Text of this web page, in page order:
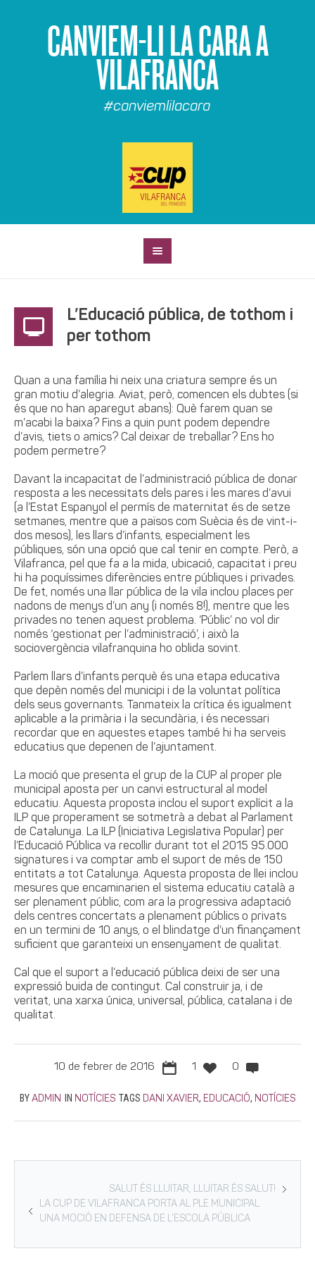
CANVIEM-LI LA CARA A
VILAFRANCA
#canviemlilacara
L’Educació pública, de tothom i
per tothom
Quan a una família hi neix una criatura sempre és un
gran motiu d’alegria. Aviat, però, comencen els dubtes (si
és que no han aparegut abans): Què farem quan se
m’acabi la baixa? Fins a quin punt podem dependre
d’avis, tiets o amics? Cal deixar de treballar? Ens ho
podem permetre?
Davant la incapacitat de l’administració pública de donar
resposta a les necessitats dels pares i les mares d’avui
(a l’Estat Espanyol el permís de maternitat és de setze
setmanes, mentre que a països com Suècia és de vint-i-
dos mesos), les llars d’infants, especialment les
públiques, són una opció que cal tenir en compte. Però, a
Vilafranca, pel que fa a la mida, ubicació, capacitat i preu
hi ha poquíssimes diferències entre públiques i privades.
De fet, només una llar pública de la vila inclou places per
nadons de menys d’un any (i només 8!), mentre que les
privades no tenen aquest problema. ‘Públic’ no vol dir
només ‘gestionat per l’administració’, i això la
sociovergència vilafranquina ho oblida sovint.
Parlem llars d’infants perquè és una etapa educativa
que depèn només del municipi i de la voluntat política
dels seus governants. Tanmateix la crítica és igualment
aplicable a la primària i la secundària, i és necessari
recordar que en aquestes etapes també hi ha serveis
educatius que depenen de l’ajuntament.
La moció que presenta el grup de la CUP al proper ple
municipal aposta per un canvi estructural al model
educatiu. Aquesta proposta inclou el suport explícit a la
ILP que properament se sotmetrà a debat al Parlament
de Catalunya. La ILP (Iniciativa Legislativa Popular) per
l’Educació Pública va recollir durant tot el 2015 95.000
signatures i va comptar amb el suport de més de 150
entitats a tot Catalunya. Aquesta proposta de llei inclou
mesures que encaminarien el sistema educatiu català a
ser plenament públic, com ara la progressiva adaptació
dels centres concertats a plenament públics o privats
en un termini de 10 anys, o el blindatge d’un finançament
suficient que garanteixi un ensenyament de qualitat.
Cal que el suport a l’educació pública deixi de ser una
expressió buida de contingut. Cal construir ja, i de
veritat, una xarxa única, universal, pública, catalana i de
qualitat.
10 de febrer de 2016 1 0
BY ADMIN IN NOTÍCIES TAGS DANI XAVIER, EDUCACIÓ, NOTÍCIES
SALUT ÉS LLUITAR, LLUITAR ÉS SALUT!
LA CUP DE VILAFRANCA PORTA AL PLE MUNICIPAL
UNA MOCIÓ EN DEFENSA DE L’ESCOLA PÚBLICA